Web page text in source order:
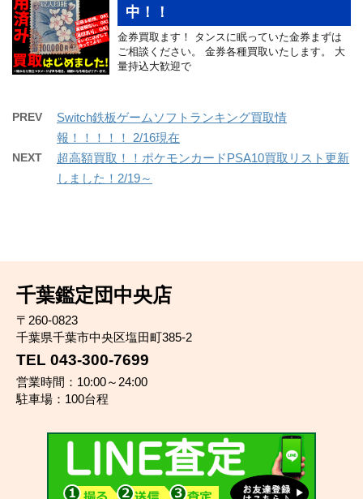
中！！
金券買取ます！ タンスに眠っていた金券まずは
ご相談ください。 金券各種買取いたします。 大
量持込大歓迎で
PREV
Switch鉄板ゲームソフトランキング買取情
報！！！！！ 2/16現在
NEXT
超高額買取！！ポケモンカードPSA10買取リスト更新
しました！2/19～
千葉鑑定団中央店
〒260-0823
千葉県千葉市中央区塩田町385-2
TEL 043-300-7699
営業時間：10:00～24:00
駐車場：100台程